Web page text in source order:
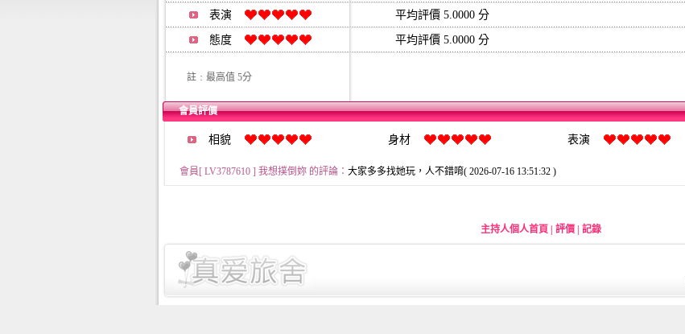
表演 平均評價 5.0000 分
態度 平均評價 5.0000 分
註﹕最高值 5分
會員評價
相貌 身材 表演
會員[ LV3787610 ] 我想撲倒妳 的評論： 大家多多找她玩，人不錯唷( 2026-07-16 13:51:32 )
主持人個人首頁 評價 記錄